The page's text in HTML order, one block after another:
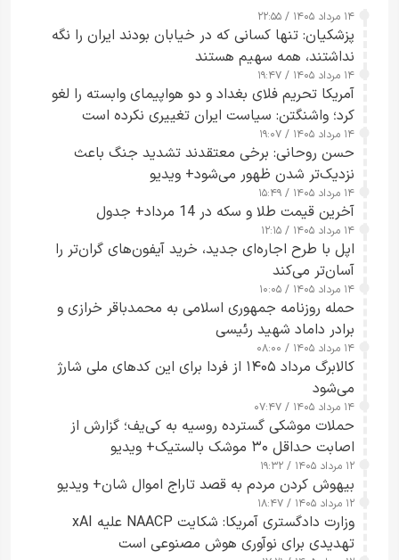
۱۴ مرداد ۱۴۰۵ / ۲۲:۵۵
پزشکیان: تنها کسانی که در خیابان بودند ایران را نگه
نداشتند، همه سهیم هستند
۱۴ مرداد ۱۴۰۵ / ۱۹:۴۷
آمریکا تحریم فلای بغداد و دو هواپیمای وابسته را لغو
کرد؛ واشنگتن: سیاست ایران تغییری نکرده است
۱۴ مرداد ۱۴۰۵ / ۱۹:۰۷
حسن روحانی: برخی معتقدند تشدید جنگ باعث
نزدیک‌تر شدن ظهور می‌شود+ ویدیو
۱۴ مرداد ۱۴۰۵ / ۱۵:۴۹
آخرین قیمت طلا و سکه در 14 مرداد+ جدول
۱۴ مرداد ۱۴۰۵ / ۱۲:۱۵
اپل با طرح اجاره‌ای جدید، خرید آیفون‌های گران‌تر را
آسان‌تر می‌کند
۱۴ مرداد ۱۴۰۵ / ۱۰:۰۵
حمله روزنامه جمهوری اسلامی به محمدباقر خرازی و
برادر داماد شهید رئیسی
۱۴ مرداد ۱۴۰۵ / ۰۸:۰۰
کالابرگ مرداد ۱۴۰۵ از فردا برای این کدهای ملی شارژ
می‌شود
۱۴ مرداد ۱۴۰۵ / ۰۷:۴۷
حملات موشکی گسترده روسیه به کی‌یف؛ گزارش از
اصابت حداقل ۳۰ موشک بالستیک+ ویدیو
۱۲ مرداد ۱۴۰۵ / ۱۹:۳۲
بیهوش کردن مردم به قصد تاراج اموال شان+ ویدیو
۱۲ مرداد ۱۴۰۵ / ۱۸:۴۷
وزارت دادگستری آمریکا: شکایت NAACP علیه xAI
تهدیدی برای نوآوری هوش مصنوعی است